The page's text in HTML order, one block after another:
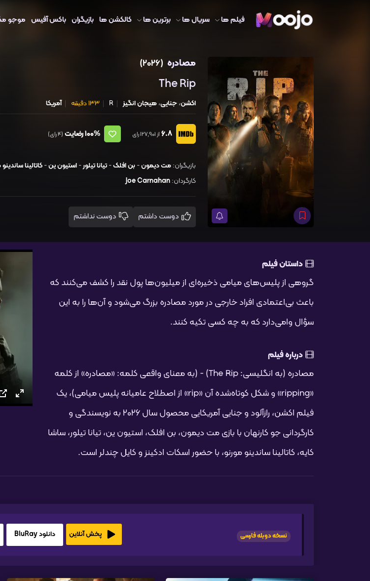
فیلم ها سریال ها برترین ها کالکشن ها بازیگران باکس آفیس موجو
مصادره (2026)
The Rip
اکشن،جنایی،هیجان انگیز R 133 دقیقه آمریکا
6.8 از 127,901 رای 100%رضایت (4 رای)
بازیگران:مت دیمون-بن افلک-تیانا تیلور-استیون ین-کاتالینا
کارگردان:Joe Carnahan
PIP تمام
داستان فیلم
گروهی از پلیس‌های میامی ذخیره‌ای از میلیون‌ها پول نقد را کشف می‌کنند که
باعث بی‌اعتمادی افراد خارجی در مورد مصادره بزرگ می‌شود و آن‌ها را به این
سؤال وامی‌دارد که به چه کسی تکیه کنند.
درباره فیلم
مصادره (به انگلیسی: The Rip) - (به معنای واقعی کلمه: «مصادره» از کلمه
«ripping» و شکل کوتاه‌شده آن «rip» از اصطلاح عامیانه پلیس میامی)، یک
فیلم اکشن، رازآلود و جنایی آمریکایی محصول سال ۲۰۲۶ به نویسندگی و
کارگردانی جو کارنهان با بازی مت دیمون، بن افلک، استیون ین، تیانا تیلور، ساشا
کایه، کاتالینا ساندینو مورنو، با حضور اسکات ادکینز و کایل چندلر است.
نسخه دوبله فارسی دانلود BluRay پخش آنلاین